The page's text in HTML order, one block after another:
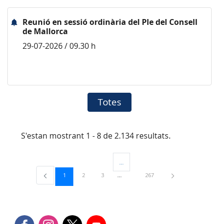
Reunió en sessió ordinària del Ple del Consell
de Mallorca
29-07-2026 / 09.30 h
Totes
S'estan mostrant 1 - 8 de 2.134 resultats.
Pàgina
1 Pàgina
2 Pàgina
3
Pàgines intermèdies Utilitzeu TAB per
Pàgina
267